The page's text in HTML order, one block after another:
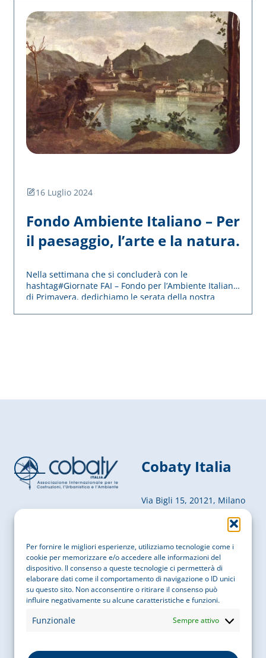
Per fornire le migliori esperienze, utilizziamo tecnologie come i
cookie per memorizzare e/o accedere alle informazioni del
dispositivo. Il consenso a queste tecnologie ci permetterà di
elaborare dati come il comportamento di navigazione o ID unici
su questo sito. Non acconsentire o ritirare il consenso può
influire negativamente su alcune caratteristiche e funzioni.
Funzionale Sempre attivo
16 Luglio 2024
Fondo Ambiente Italiano – Per
il paesaggio, l’arte e la natura.
Nella settimana che si concluderà con le
hashtag#Giornate FAI – Fondo per l’Ambiente Italiano
di Primavera, dedichiamo le serata della nostra
Cobaty Italia
Via Bigli 15, 20121, Milano
COD. FISCALE97087610156
Contatti
EMAIL info@cobatyitalia.it